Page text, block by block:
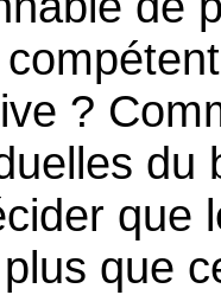
?
que
que